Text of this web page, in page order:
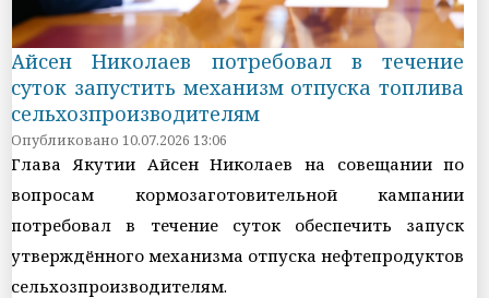
Айсен Николаев потребовал в течение
суток запустить механизм отпуска топлива
сельхозпроизводителям
Опубликовано 10.07.2026 13:06
Глава Якутии Айсен Николаев на совещании по
вопросам кормозаготовительной кампании
потребовал в течение суток обеспечить запуск
утверждённого механизма отпуска нефтепродуктов
сельхозпроизводителям.